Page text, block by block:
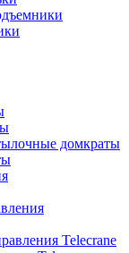
домкраты
Telecrane